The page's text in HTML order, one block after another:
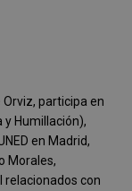
Orviz, participa en
y Humillación),
en Madrid,
Morales,
relacionados con